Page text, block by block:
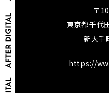
〒
東京都千代
新大手
https://